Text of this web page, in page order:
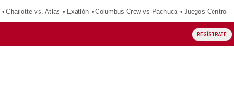
Charlotte vs. Atlas Exatlón Columbus Crew vs Pachuca Juegos
REGÍSTRATE